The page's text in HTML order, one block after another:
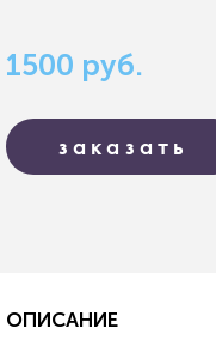
1500 руб.
заказать
ОПИСАНИЕ